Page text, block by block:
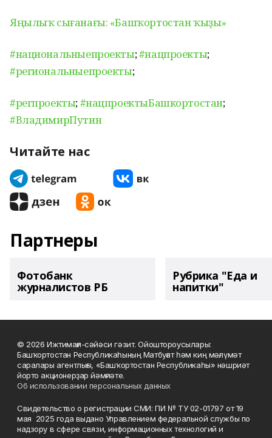
Яңылыҡ сығанағы: «Башҡортостан ҡыҙы»
#национальныепроекты;#нацпроекты;
#региональныепроекты;
#регпроекты;#нацпроектыБашкортостан;
#ВладимирПутин
Читайте нас
Партнеры
Фотобанк
журналистов РБ
Рубрика "Еда и
напитки"
© 2026 Ижтимағи-сәйәси гәзит. Ойоштороусылары:
Башҡортостан Республикаһының Матбуғат һәм киң мәғлүмәт
саралары агентлығы, «Башҡортостан Республикаһы» нәшриәт
йорто акционерҙар йәмғиәте.
Об использовании персональных данных
Свидетельство о регистрации СМИ: ПИ № ТУ 02-01797 от 19
мая 2025 года выдано Управлением федеральной службы по
надзору в сфере связи, информационных технологий и